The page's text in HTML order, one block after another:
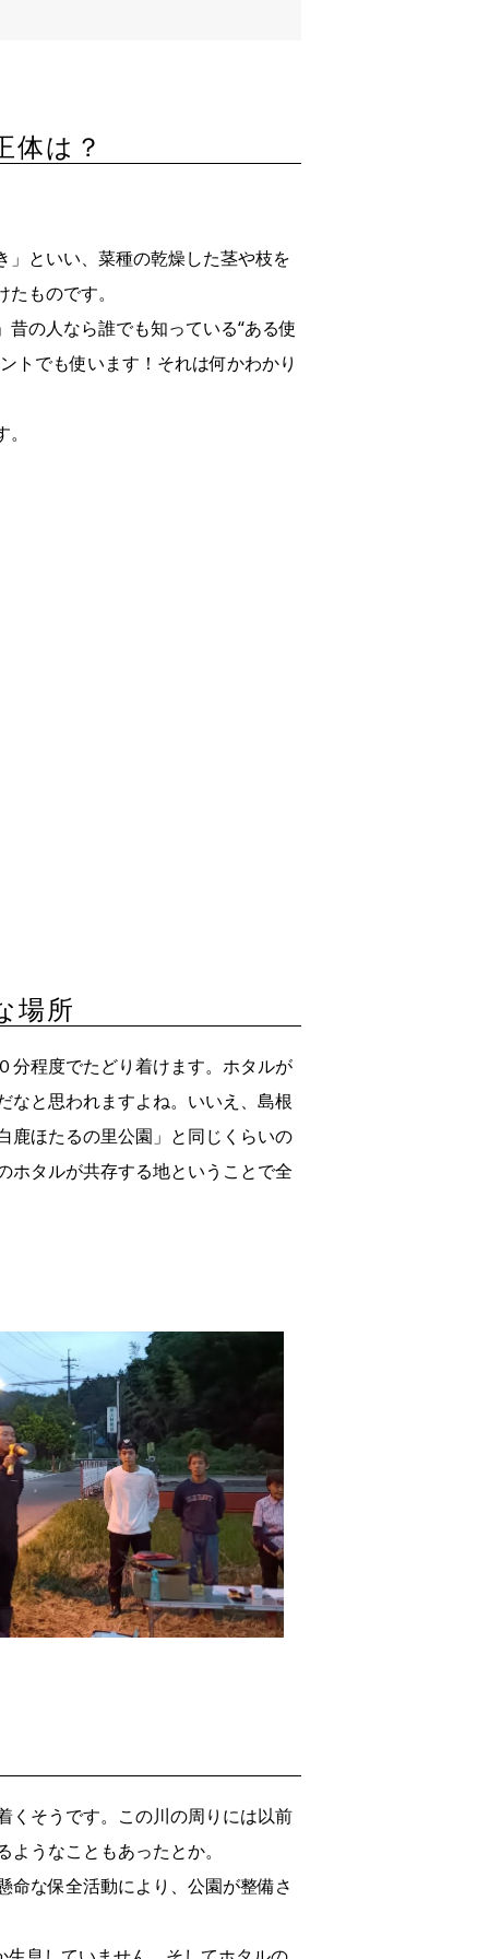
体は？
」といい、菜種の乾燥した茎や枝を
ものです。
の人なら誰でも知っている“ある使
トでも使います！それは何かわかり
場所
分程度でたどり着けます。ホタルが
なと思われますよね。いいえ、島根
鹿ほたるの里公園」と同じくらいの
ホタルが共存する地ということで全
くそうです。この川の周りには以前
うなこともあったとか。
な保全活動により、公園が整備さ